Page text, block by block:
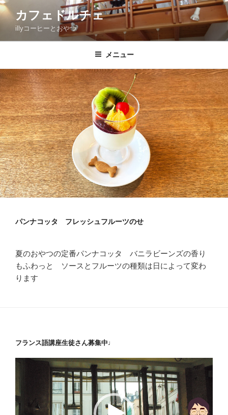
コ
ン
ン
ス
キ
ッ
プ
カフェドルチェ
illyコーヒーとおやつ
メニュー
パンナコッタ フレッシュフルーツのせ
夏のおやつの定番パンナコッタ バニラビーンズの香り
もふわっと ソースとフルーツの種類は日によって変わ
ります
フランス語講座生徒さん募集中♩
動
レ